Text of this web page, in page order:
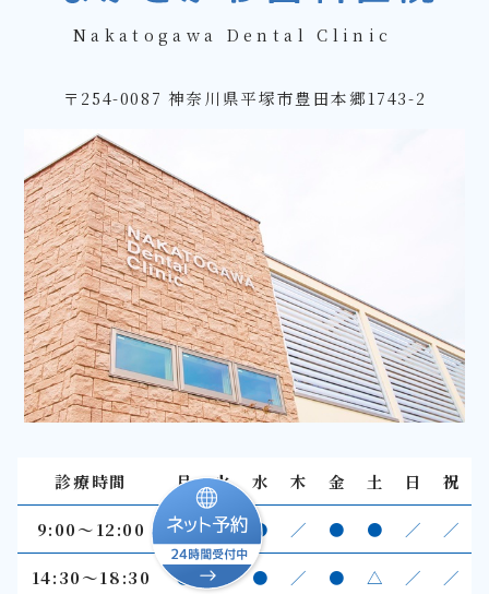
Nakatogawa Dental Clinic
〒254-0087 神奈川県平塚市豊田本郷1743-2
診療時間 月 火 水 木 金 土 日 祝
9:00〜12:00 ● ● ● ／ ● ● ／ ／
14:30～18:30 ● ● ● ／ ● △ ／ ／